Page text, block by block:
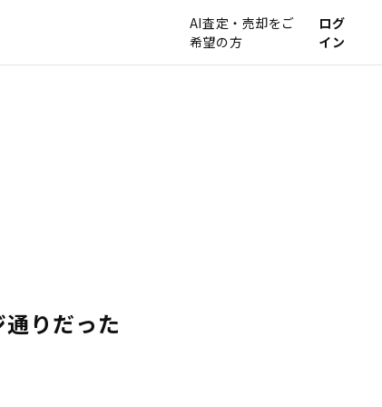
AI査定・売却をご
希望の方
ログ
イン
りだった